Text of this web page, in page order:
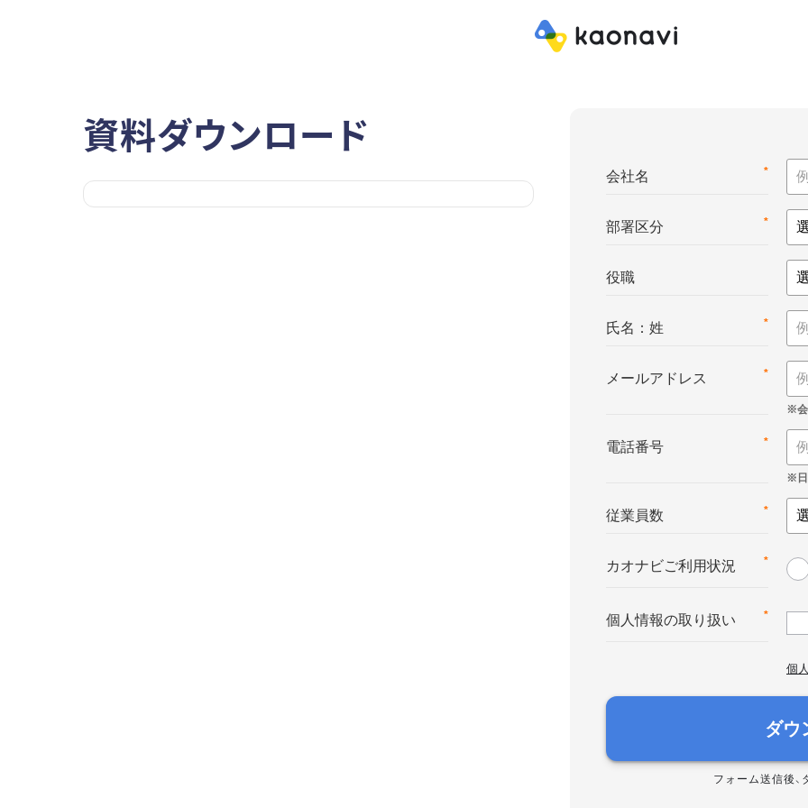
資料ダウンロード
*
会社名
*
部署区分
役職
*
氏名：姓
*
メールアドレス
*
電話番号
*
従業員数
*
カオナビご利用状況
*
個人情報の取り扱い
個
ダウ
フォーム送信後